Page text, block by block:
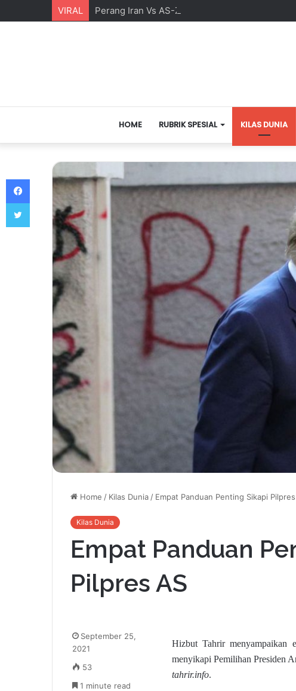
VIRAL Perang Iran Vs AS-Zionis Yahudi dan Masa
HOME RUBRIK SPESIAL KILAS DUNIA
Home / Kilas Dunia / Empat Panduan Penting Sikapi
Kilas Dunia
Empat Panduan
Pilpres AS
Hizbut Tahrir menyampaikan
menyikapi Pemilihan Presiden
tahrir.info.
September 25,
2021
53
1 minute read
Facebook
Twitter